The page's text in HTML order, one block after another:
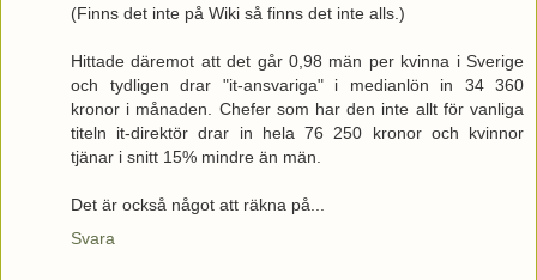
(Finns det inte på Wiki så finns det inte alls.)
Hittade däremot att det går 0,98 män per kvinna i Sverige
och tydligen drar "it-ansvariga" i medianlön in 34 360
kronor i månaden. Chefer som har den inte allt för vanliga
titeln it-direktör drar in hela 76 250 kronor och kvinnor
tjänar i snitt 15% mindre än män.
Det är också något att räkna på...
Svara